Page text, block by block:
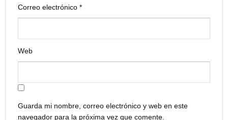
Correo electrónico *
Web
Guarda mi nombre, correo electrónico y web en este
navegador para la próxima vez que comente.